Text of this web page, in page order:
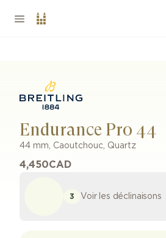
Endurance Pro 44
44 mm, Caoutchouc, Quartz
4,450CAD
3 Voir les déclinaisons